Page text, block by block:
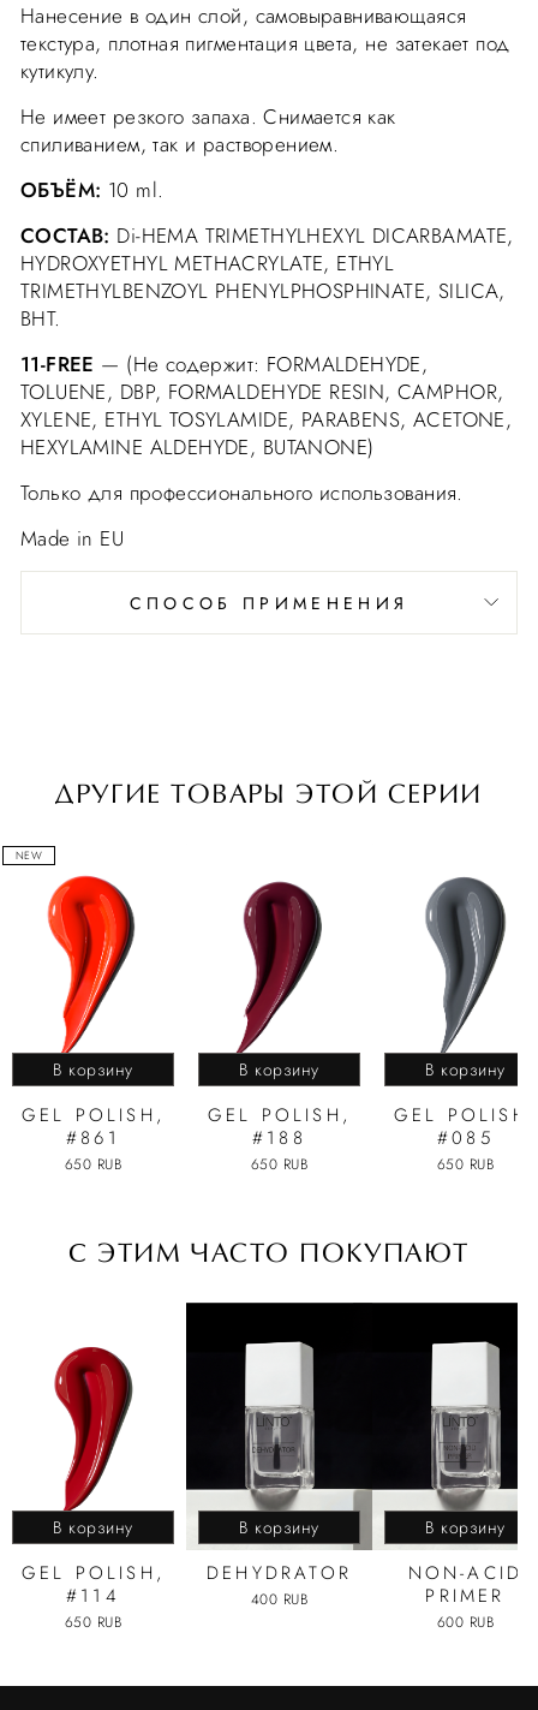
Нанесение в один слой, самовыравнивающаяся
текстура, плотная пигментация цвета, не затекает под
кутикулу.
Не имеет резкого запаха. Снимается как
спиливанием, так и растворением.
ОБЪЁМ: 10 ml.
СОСТАВ: Di-HEMA TRIMETHYLHEXYL DICARBAMATE,
HYDROXYETHYL METHACRYLATE, ETHYL
TRIMETHYLBENZOYL PHENYLPHOSPHINATE, SILICA,
BHT.
11-FREE — (Не содержит: FORMALDEHYDE,
TOLUENE, DBP, FORMALDEHYDE RESIN, CAMPHOR,
XYLENE, ETHYL TOSYLAMIDE, PARABENS, ACETONE,
HEXYLAMINE ALDEHYDE, BUTANONE)
Только для профессионального использования.
Made in EU
СПОСОБ ПРИМЕНЕНИЯ
ДРУГИЕ ТОВАРЫ ЭТОЙ СЕРИИ
NEW
В корзину
GEL POLISH,
#861
650 RUB
В корзину
GEL POLISH,
#188
650 RUB
В корзину
GEL POLISH,
#085
650 RUB
C ЭТИМ ЧАСТО ПОКУПАЮТ
В корзину
GEL POLISH,
#114
650 RUB
В корзину
DEHYDRATOR
400 RUB
В корзину
NON-ACID
PRIMER
600 RUB